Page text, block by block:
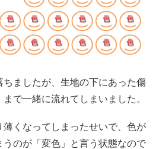
ましたが、生地の下にあった傷
で一緒に流れてしまいました。
くなってしまったせいで、色が
のが「変色」と言う状態なので